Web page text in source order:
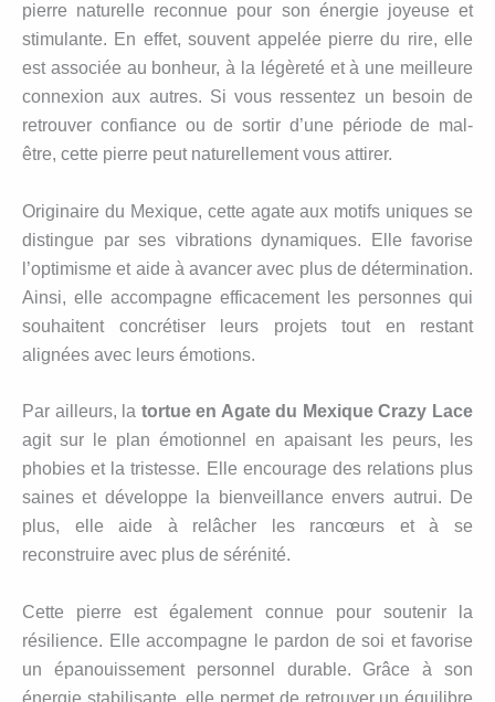
pierre naturelle reconnue pour son énergie joyeuse et
stimulante. En effet, souvent appelée pierre du rire, elle
est associée au bonheur, à la légèreté et à une meilleure
connexion aux autres. Si vous ressentez un besoin de
retrouver confiance ou de sortir d’une période de mal-
être, cette pierre peut naturellement vous attirer.
Originaire du Mexique, cette agate aux motifs uniques se
distingue par ses vibrations dynamiques. Elle favorise
l’optimisme et aide à avancer avec plus de détermination.
Ainsi, elle accompagne efficacement les personnes qui
souhaitent concrétiser leurs projets tout en restant
alignées avec leurs émotions.
Par ailleurs, la tortue en Agate du Mexique Crazy Lace
agit sur le plan émotionnel en apaisant les peurs, les
phobies et la tristesse. Elle encourage des relations plus
saines et développe la bienveillance envers autrui. De
plus, elle aide à relâcher les rancœurs et à se
reconstruire avec plus de sérénité.
Cette pierre est également connue pour soutenir la
résilience. Elle accompagne le pardon de soi et favorise
un épanouissement personnel durable. Grâce à son
énergie stabilisante, elle permet de retrouver un équilibre